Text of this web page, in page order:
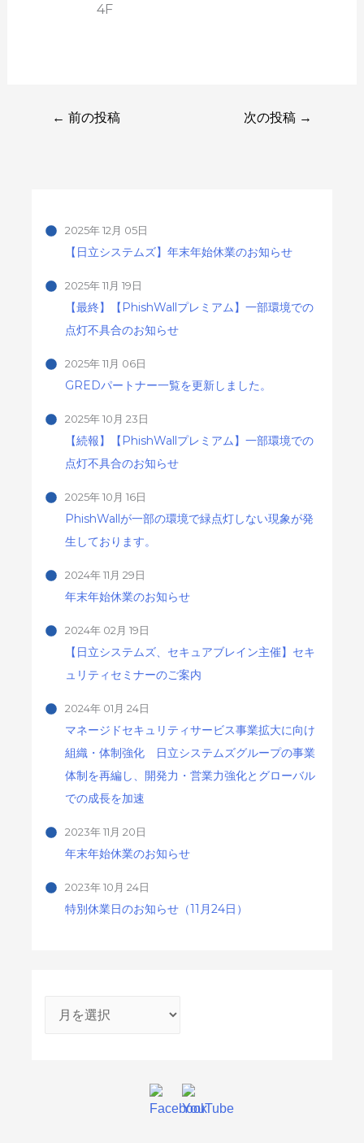
4F
← 前の投稿 次の投稿 →
【日立システムズ】年末年始休業のお知らせ
2025年 12月 05日
【最終】【PhishWallプレミアム】一部環境での
点灯不具合のお知らせ
2025年 11月 19日
GREDパートナー一覧を更新しました。
2025年 11月 06日
【続報】【PhishWallプレミアム】一部環境での
点灯不具合のお知らせ
2025年 10月 23日
PhishWallが一部の環境で緑点灯しない現象が発
生しております。
2025年 10月 16日
年末年始休業のお知らせ
2024年 11月 29日
【日立システムズ、セキュアブレイン主催】セキ
ュリティセミナーのご案内
2024年 02月 19日
マネージドセキュリティサービス事業拡大に向け
組織・体制強化 日立システムズグループの事業
体制を再編し、開発力・営業力強化とグローバル
での成長を加速
2024年 01月 24日
年末年始休業のお知らせ
2023年 11月 20日
特別休業日のお知らせ（11月24日）
2023年 10月 24日